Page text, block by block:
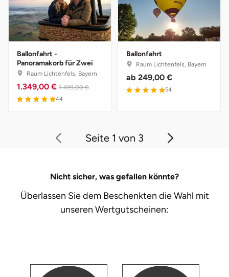
Ballonfahrt -
Panoramakorb für Zwei
Raum Lichtenfels, Bayern
1.349,00 € 1.499,00 €
44
Ballonfahrt
Raum Lichtenfels, Bayern
ab 249,00 €
54
Seite 1 von 3
Nicht sicher, was gefallen könnte?
Überlassen Sie dem Beschenkten die Wahl mit
unseren Wertgutscheinen: